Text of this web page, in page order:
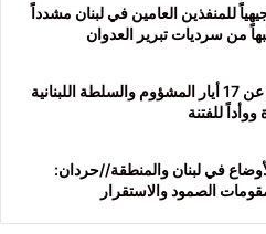
للمنفذين العامين في لبنان مشدداً
من سرديات تبرير العدوان
“القومي”: “اتفاق الاطار” نسخة عن 17 أيار المشؤوم والسلطة اللبنانية
للفتنة
في لبنان والمنطقة//حردان:
الصمود والاستقرار